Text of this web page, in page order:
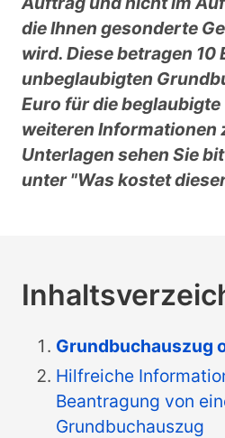
die Ihnen gesonderte
wird. Diese betragen 10
unbeglaubigten
Euro für die beglaubigte
weiteren Informationen
Unterlagen sehen Sie
unter "Was kostet
Grundbuchauszug
Hilfreiche
Beantragung von
Grundbuchauszug